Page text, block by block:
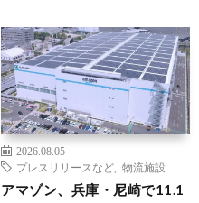
2026.08.05
プレスリリースなど
物流施設
アマゾン、兵庫・尼崎で11.1